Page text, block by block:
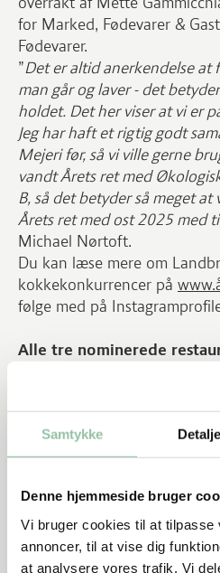
Samtykke
Denne hjemmeside bruger
Vi bruger cookies til at tilpasse
annoncer, til at vise dig
at analysere vores trafik. Vi
for Marked, Fødevarer &
Fødevarer.
”Det er altid anerkendelse at
man går og laver - det
holdet. Det her viser at vi er
Jeg har haft et rigtig godt
Mejeri før, så vi ville gerne
vandt Årets ret med
B, så det betyder så meget
Årets ret med ost 2025 med
Michael Nørtoft.
Du kan læse mere om
kokkekonkurrencer på
følge med på
Alle tre nominerede
Mielcke & Hurtigkarl,
De 6 jurymedlemmer er:
Svend Rasmussen (Tv-